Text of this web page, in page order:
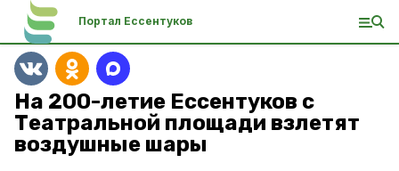
Портал Ессентуков
На 200-летие Ессентуков с
Театральной площади взлетят
воздушные шары